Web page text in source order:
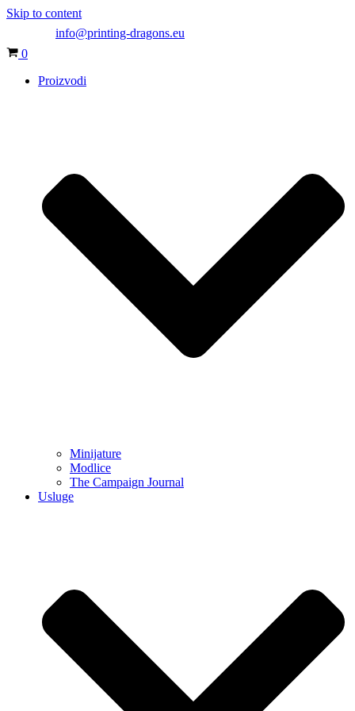
Skip to content
info@printing-dragons.eu
Cart
0
Proizvodi
Minijature
Modlice
The Campaign Journal
Usluge